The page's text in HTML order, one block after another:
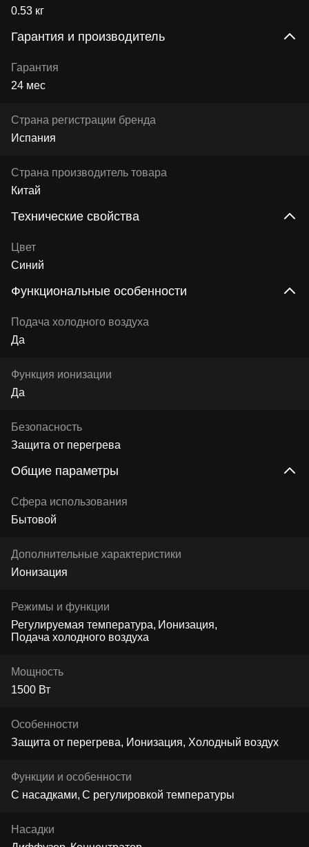
0.53 кг
Гарантия и производитель
Гарантия
24 мес
Страна регистрации бренда
Испания
Страна производитель товара
Китай
Технические свойства
Цвет
Синий
Функциональные особенности
Подача холодного воздуха
Да
Функция ионизации
Да
Безопасность
Защита от перегрева
Общие параметры
Сфера использования
Бытовой
Дополнительные характеристики
Ионизация
Режимы и функции
Регулируемая температура Ионизация
Подача холодного воздуха
Мощность
1500 Вт
Особенности
Защита от перегрева, Ионизация, Холодный воздух
Функции и особенности
С насадками С регулировкой температуры
Насадки